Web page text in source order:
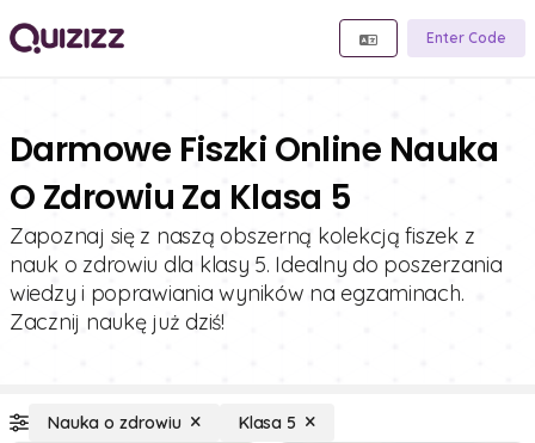
Enter Code
Darmowe Fiszki Online Nauka
O Zdrowiu Za Klasa 5
Zapoznaj się z naszą obszerną kolekcją fiszek z
nauk o zdrowiu dla klasy 5. Idealny do poszerzania
wiedzy i poprawiania wyników na egzaminach.
Zacznij naukę już dziś!
Nauka o zdrowiu Klasa 5